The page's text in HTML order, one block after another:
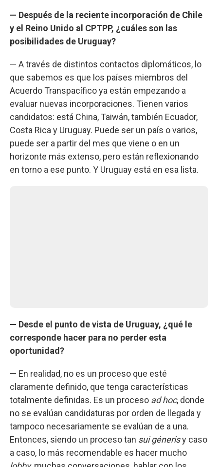
— Después de la reciente incorporación de Chile
y el Reino Unido al CPTPP, ¿cuáles son las
posibilidades de Uruguay?
— A través de distintos contactos diplomáticos, lo
que sabemos es que los países miembros del
Acuerdo Transpacífico ya están empezando a
evaluar nuevas incorporaciones. Tienen varios
candidatos: está China, Taiwán, también Ecuador,
Costa Rica y Uruguay. Puede ser un país o varios,
puede ser a partir del mes que viene o en un
horizonte más extenso, pero están reflexionando
en torno a ese punto. Y Uruguay está en esa lista.
— Desde el punto de vista de Uruguay, ¿qué le
corresponde hacer para no perder esta
oportunidad?
— En realidad, no es un proceso que esté
claramente definido, que tenga características
totalmente definidas. Es un proceso ad hoc, donde
no se evalúan candidaturas por orden de llegada y
tampoco necesariamente se evalúan de a una.
Entonces, siendo un proceso tan sui génerisy caso
a caso, lo más recomendable es hacer mucho